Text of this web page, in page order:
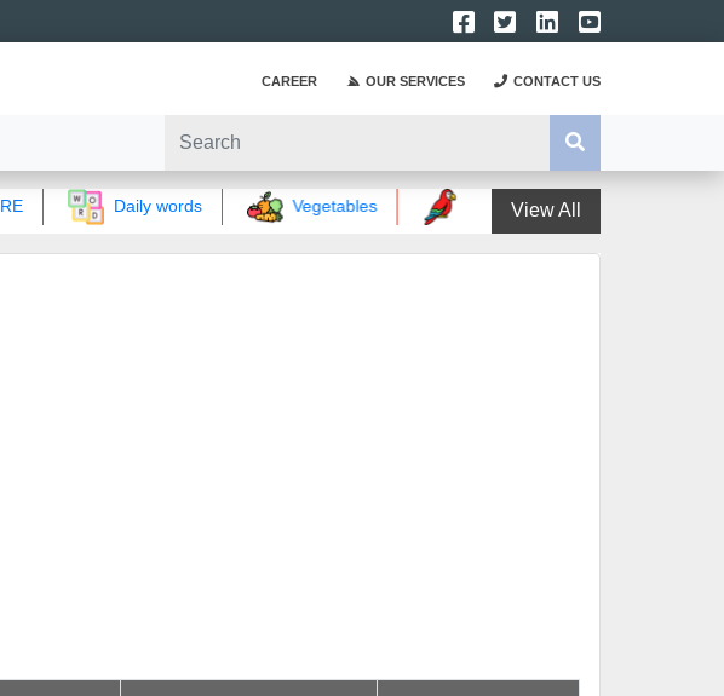
CAREER OUR SERVICES CONTACT US
Daily words Vegetables Birds wordsView All